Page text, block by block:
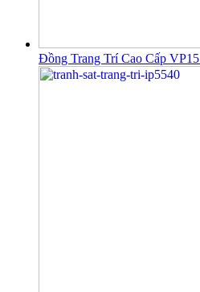
Đồng Trang Trí Cao Cấp VP15